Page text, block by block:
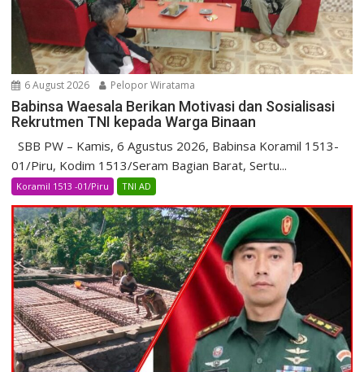
6 August 2026 Pelopor Wiratama
Babinsa Waesala Berikan Motivasi dan Sosialisasi
Rekrutmen TNI kepada Warga Binaan
SBB PW – Kamis, 6 Agustus 2026, Babinsa Koramil 1513-
01/Piru, Kodim 1513/Seram Bagian Barat, Sertu...
Koramil 1513 -01/Piru TNI AD